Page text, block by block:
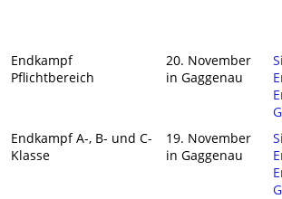
Endkampf
Pflichtbereich
20. November
in Gaggenau
Endkampf A-, B- und C-
Klasse
19. November
in Gaggenau